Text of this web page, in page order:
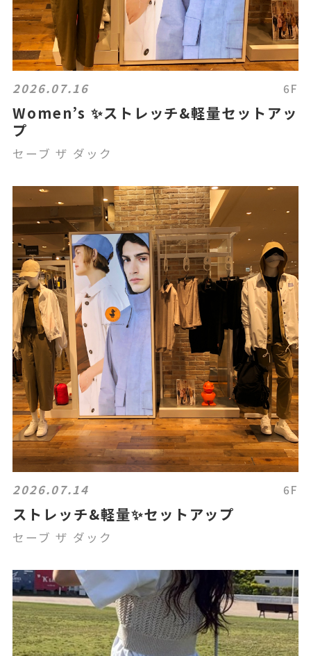
2026.07.16 6F
Women’s ✨ストレッチ&軽量セットアッ
プ
セーブ ザ ダック
2026.07.14 6F
ストレッチ&軽量✨セットアップ
セーブ ザ ダック